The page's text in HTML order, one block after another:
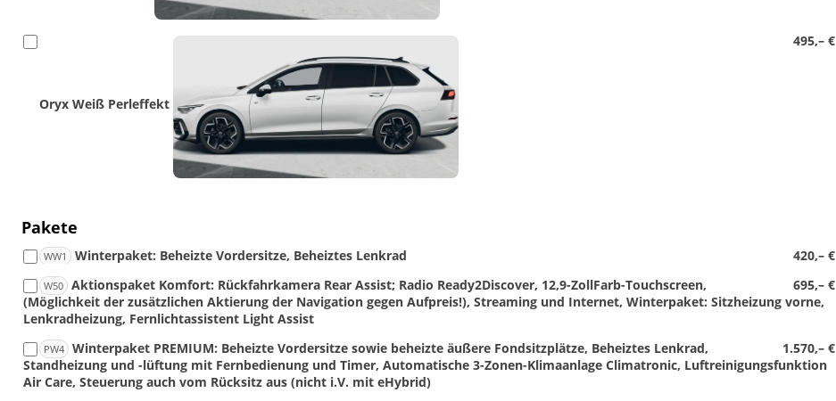
Pakete
WW1 420,– €
Winterpaket: Beheizte Vordersitze, Beheiztes Lenkrad
W50 695,– €
Aktionspaket Komfort: Rückfahrkamera Rear Assist; Radio Ready2Discover, 12,9-ZollFarb-Touchscreen,
(Möglichkeit der zusätzlichen Aktierung der Navigation gegen Aufpreis!), Streaming und Internet, Winterpaket: Sitzheizung vorne,
Lenkradheizung, Fernlichtassistent Light Assist
PW4 1.570,– €
Winterpaket PREMIUM: Beheizte Vordersitze sowie beheizte äußere Fondsitzplätze, Beheiztes Lenkrad,
Standheizung und -lüftung mit Fernbedienung und Timer, Automatische 3-Zonen-Klimaanlage Climatronic, Luftreinigungsfunktion
Air Care, Steuerung auch vom Rücksitz aus (nicht i.V. mit eHybrid)
495,– €
Oryx Weiß Perleffekt